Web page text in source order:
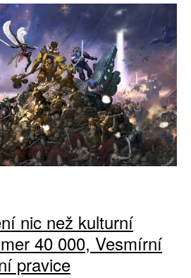
nic než kulturní
40 000, Vesmírní
pravice